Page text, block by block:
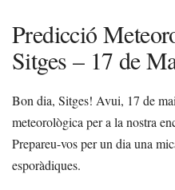
Predicció
Sitges – 17 de
Bon dia, Sitges! Avui, 17 de
meteorològica per a la nostra
Prepareu-vos per un dia una
esporàdiques.